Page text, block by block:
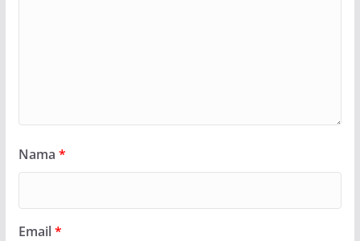
Nama *
Email*